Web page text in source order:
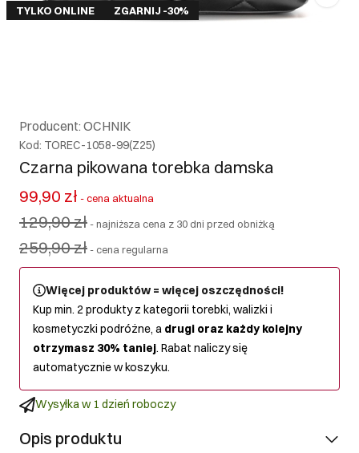
TYLKO ONLINE ZGARNIJ -30%
Producent: OCHNIK
Kod: TOREC-1058-99(Z25)
Czarna pikowana torebka damska
99,90 zł -cena aktualna
129,90 zł -najniższa cena z 30 dni przed obniżką
259,90 zł - cena regularna
Więcej produktów = więcej oszczędności!
Kup min. 2 produkty z kategorii torebki, walizki i
kosmetyczki podróżne, a drugi oraz każdy kolejny
otrzymasz 30% taniej. Rabat naliczy się
automatycznie w koszyku.
Wysyłka w 1 dzień roboczy
Opis produktu